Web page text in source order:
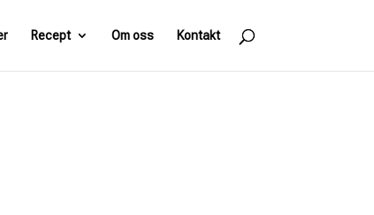
Recept Om oss Kontakt